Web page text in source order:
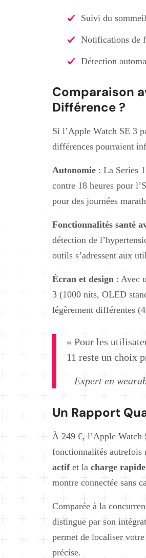
Suivi du
Notifications de
Détection
Comparaison
Différence ?
Si l’Apple Watch SE 3
différences pourraient
Autonomie : La Series
contre 18 heures pour
pour des journées
Fonctionnalités santé
détection de
outils s’adressent aux
Écran et design : Avec
3 (1000 nits, OLED
légèrement différentes
« Pour les
11 reste un choix
– Expert en
Un Rapport
À 249 €, l’Apple
fonctionnalités autrefois
actifet la charge rapide
montre connectée sans
Comparée à la
distingue par son
permet de localiser
précise.